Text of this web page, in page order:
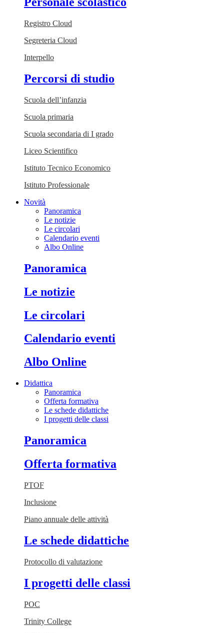
Registro Cloud
Segreteria Cloud
Interpello
Percorsi di studio
Scuola dell’infanzia
Scuola primaria
Scuola secondaria di I grado
Liceo Scientifico
Istituto Tecnico Economico
Istituto Professionale
Novità
Panoramica
Le notizie
Le circolari
Calendario eventi
Albo Online
Panoramica
Le notizie
Le circolari
Calendario eventi
Albo Online
Didattica
Panoramica
Offerta formativa
Le schede didattiche
I progetti delle classi
Panoramica
Offerta formativa
PTOF
Inclusione
Piano annuale delle attività
Le schede didattiche
Protocollo di valutazione
I progetti delle classi
POC
Trinity College